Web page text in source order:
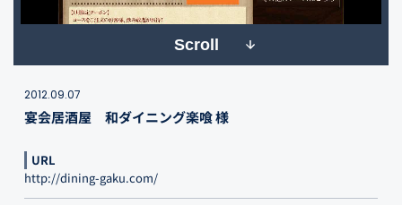
Scroll
2012.09.07
宴会居酒屋 和ダイニング楽喰 様
URL
http://dining-gaku.com/